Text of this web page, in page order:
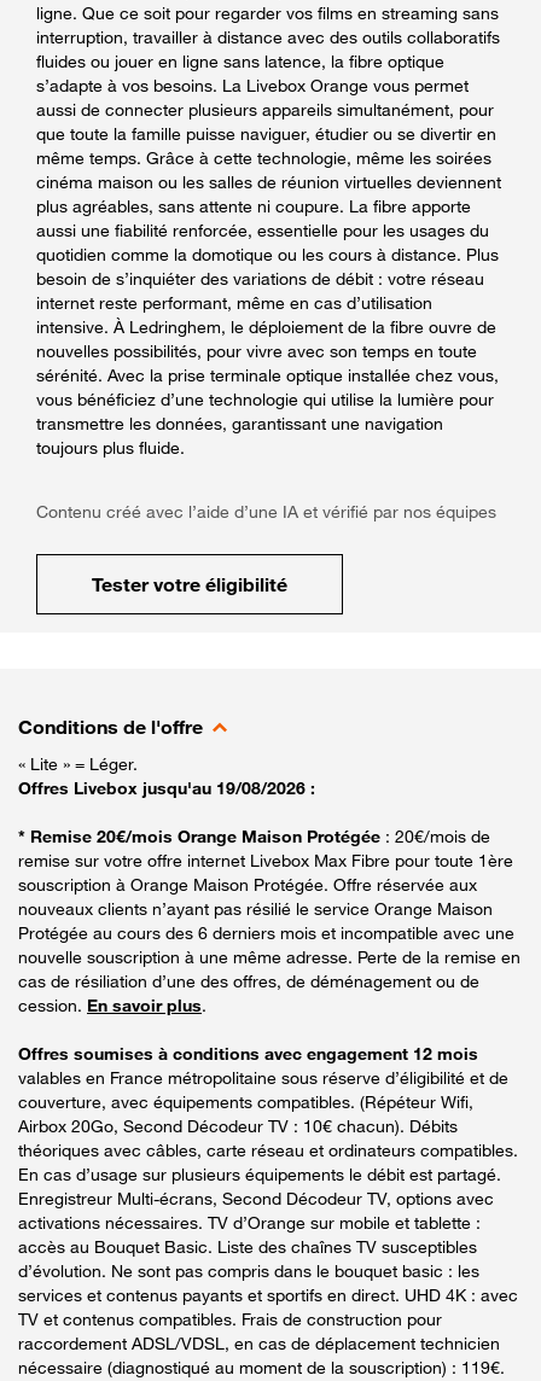
ligne. Que ce soit pour regarder vos films en streaming sans
interruption, travailler à distance avec des outils collaboratifs
fluides ou jouer en ligne sans latence, la fibre optique
s’adapte à vos besoins. La Livebox Orange vous permet
aussi de connecter plusieurs appareils simultanément, pour
que toute la famille puisse naviguer, étudier ou se divertir en
même temps. Grâce à cette technologie, même les soirées
cinéma maison ou les salles de réunion virtuelles deviennent
plus agréables, sans attente ni coupure. La fibre apporte
aussi une fiabilité renforcée, essentielle pour les usages du
quotidien comme la domotique ou les cours à distance. Plus
besoin de s’inquiéter des variations de débit : votre réseau
internet reste performant, même en cas d’utilisation
intensive. À Ledringhem, le déploiement de la fibre ouvre de
nouvelles possibilités, pour vivre avec son temps en toute
sérénité. Avec la prise terminale optique installée chez vous,
vous bénéficiez d’une technologie qui utilise la lumière pour
transmettre les données, garantissant une navigation
toujours plus fluide.
Contenu créé avec l’aide d’une IA et vérifié par nos équipes
Tester votre éligibilité
Conditions de l'offre
« Lite » = Léger.
Offres Livebox jusqu'au 19/08/2026 :
* Remise 20€/mois Orange Maison Protégée : 20€/mois de
remise sur votre offre internet Livebox Max Fibre pour toute 1ère
souscription à Orange Maison Protégée. Offre réservée aux
nouveaux clients n’ayant pas résilié le service Orange Maison
Protégée au cours des 6 derniers mois et incompatible avec une
nouvelle souscription à une même adresse. Perte de la remise en
cas de résiliation d’une des offres, de déménagement ou de
cession. En savoir plus.
Offres soumises à conditions avec engagement 12 mois
valables en France métropolitaine sous réserve d’éligibilité et de
couverture, avec équipements compatibles. (Répéteur Wifi,
Airbox 20Go, Second Décodeur TV : 10€ chacun). Débits
théoriques avec câbles, carte réseau et ordinateurs compatibles.
En cas d’usage sur plusieurs équipements le débit est partagé.
Enregistreur Multi-écrans, Second Décodeur TV, options avec
activations nécessaires. TV d’Orange sur mobile et tablette :
accès au Bouquet Basic. Liste des chaînes TV susceptibles
d’évolution. Ne sont pas compris dans le bouquet basic : les
services et contenus payants et sportifs en direct. UHD 4K : avec
TV et contenus compatibles. Frais de construction pour
raccordement ADSL/VDSL, en cas de déplacement technicien
nécessaire (diagnostiqué au moment de la souscription) : 119€.